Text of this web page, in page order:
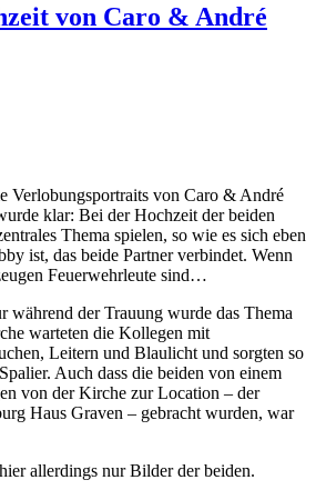
von Caro & André
Verlobungsportraits von Caro & André
klar: Bei der Hochzeit der beiden
Thema spielen, so wie es sich eben
ist, das beide Partner verbindet. Wenn
Feuerwehrleute sind…
während der Trauung wurde das Thema
warteten die Kollegen mit
Leitern und Blaulicht und sorgten so
Auch dass die beiden von einem
von der Kirche zur Location – der
Haus Graven – gebracht wurden, war
allerdings nur Bilder der beiden.